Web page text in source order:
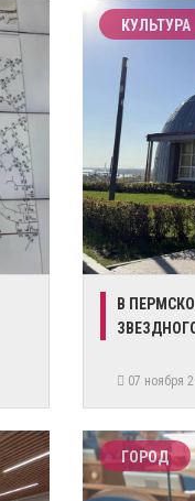
КУЛЬТУРА
​В
07 ноября
ГОРОД